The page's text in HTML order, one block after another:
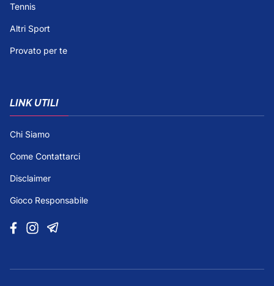
Tennis
Altri Sport
Provato per te
LINK UTILI
Chi Siamo
Come Contattarci
Disclaimer
Gioco Responsabile